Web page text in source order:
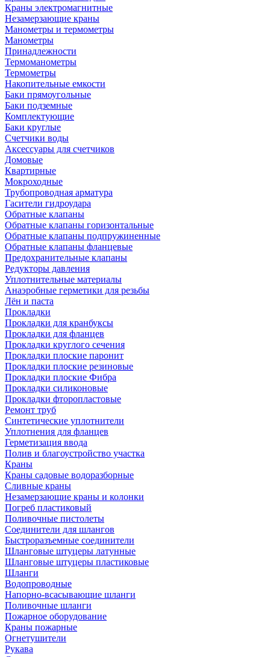
Краны электромагнитные
Незамерзающие краны
Манометры и термометры
Манометры
Принадлежности
Термоманометры
Термометры
Накопительные емкости
Баки прямоугольные
Баки подземные
Комплектующие
Баки круглые
Счетчики воды
Аксессуары для счетчиков
Домовые
Квартирные
Мокроходные
Трубопроводная арматура
Гасители гидроудара
Обратные клапаны
Обратные клапаны горизонтальные
Обратные клапаны подпружиненные
Обратные клапаны фланцевые
Предохранительные клапаны
Редукторы давления
Уплотнительные материалы
Анаэробные герметики для резьбы
Лён и паста
Прокладки
Прокладки для кранбуксы
Прокладки для фланцев
Прокладки круглого сечения
Прокладки плоские паронит
Прокладки плоские резиновые
Прокладки плоские Фибра
Прокладки силиконовые
Прокладки фторопластовые
Ремонт труб
Синтетические уплотнители
Уплотнения для фланцев
Герметизация ввода
Полив и благоустройство участка
Краны
Краны садовые водоразборные
Сливные краны
Незамерзающие краны и колонки
Погреб пластиковый
Поливочные пистолеты
Соединители для шлангов
Быстроразъемные соединители
Шланговые штуцеры латунные
Шланговые штуцеры пластиковые
Шланги
Водопроводные
Напорно-всасывающие шланги
Поливочные шланги
Пожарное оборудование
Краны пожарные
Огнетушители
Рукава